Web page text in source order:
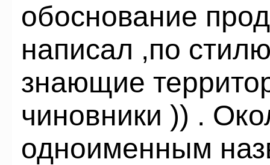
обоснование
написал ,по
знающие
чиновники )) .
одноименным